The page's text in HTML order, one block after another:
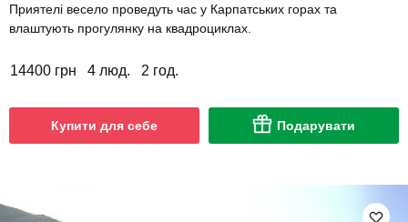
Приятелі весело проведуть час у Карпатських горах та
влаштують прогулянку на квадроциклах.
14400 грн 4 люд. 2 год.
Купити для себе Подарувати